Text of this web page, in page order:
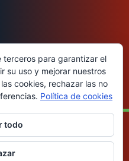
reservados
terceros para garantizar el
su uso y mejorar nuestros
cookies, rechazar las no
Política de cookies
todo